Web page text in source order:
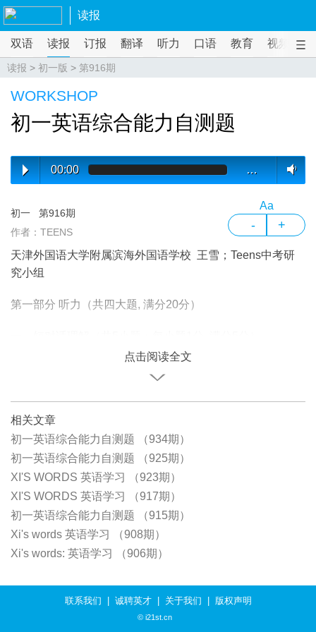
读报
双语 读报 订报 翻译 听力 口语 教育 视频
读报 > 初一版 > 第916期
WORKSHOP
初一英语综合能力自测题
00:00 …
初一
第916期
作者：TEENS
Aa
- +
天津外国语大学附属滨海外国语学校 王雪；Teens中考研
究小组
第一部分 听力（共四大题, 满分20分）
点击阅读全文
相关文章
初一英语综合能力自测题 （934期）
初一英语综合能力自测题 （925期）
XI'S WORDS 英语学习 （923期）
XI'S WORDS 英语学习 （917期）
初一英语综合能力自测题 （915期）
Xi's words 英语学习 （908期）
Xi's words: 英语学习 （906期）
联系我们 诚聘英才| 关于我们 版权声明
© i21st.cn